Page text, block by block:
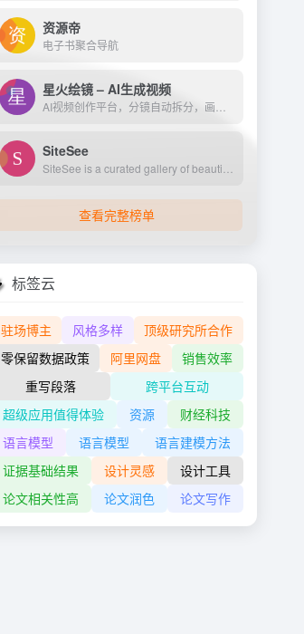
资源帝
电子书聚合导航
星火绘镜 – AI生成视频
SiteSee
查看完整榜单
标签云
驻场博主 风格多样
顶级研究所合作
零保留数据政策
阿里网盘
销售效率
重写段落
跨平台互动
超级应用值得体验
资源
财经科技
语言模型
语言模型
语言建模方法
证据基础结果
设计灵感
设计工具
论文相关性高
论文润色 论文写作